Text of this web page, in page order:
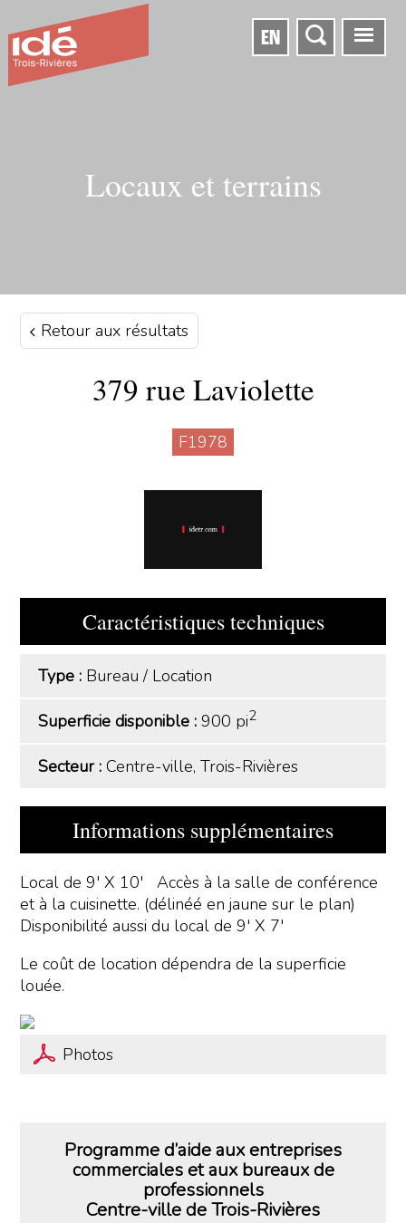
EN
Locaux et terrains
Retour aux résultats
379 rue Laviolette
F1978
Caractéristiques techniques
Type : Bureau/ Location
Superficie disponible :900 pi2
Secteur :Centre-ville, Trois-Rivières
Informations supplémentaires
Local de 9' X 10' Accès à la salle de conférence
et à la cuisinette. (délinéé en jaune sur le plan)
Disponibilité aussi du local de 9' X 7'
Le coût de location dépendra de la superficie
louée.
Photos
Programme d’aide aux entreprises
commerciales et aux bureaux de
professionnels
Centre-ville de Trois-Rivières